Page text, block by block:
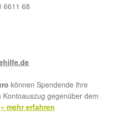
6611 68
können Spendende ihre
gegenüber dem
» mehr erfahren